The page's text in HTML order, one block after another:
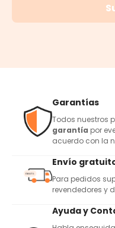
Garantías
Todos nuestros
garantía por
acuerdo con la
Envío
Para pedidos
revendedores y
Ayuda y